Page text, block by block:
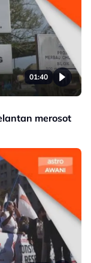
01:40
merosot